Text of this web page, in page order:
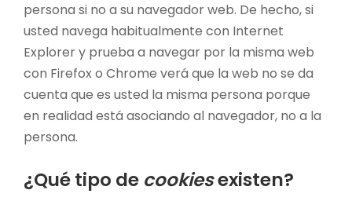
persona si no a su navegador web. De hecho, si
usted navega habitualmente con Internet
Explorer y prueba a navegar por la misma web
con Firefox o Chrome verá que la web no se da
cuenta que es usted la misma persona porque
en realidad está asociando al navegador, no a la
persona.
¿Qué tipo de cookiesexisten?